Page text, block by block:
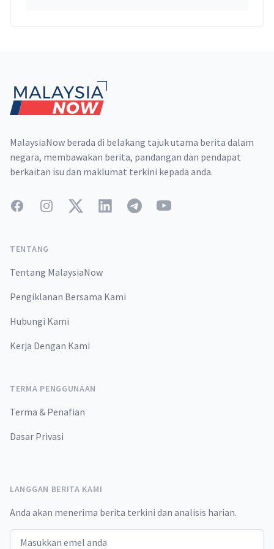
MalaysiaNow berada di belakang tajuk utama berita dalam
negara, membawakan berita, pandangan dan pendapat
berkaitan isu dan maklumat terkini kepada anda.
FacebookInstagramTwitterLinkedInTelegramYouTube
TENTANG
Tentang MalaysiaNow
Pengiklanan Bersama Kami
Hubungi Kami
Kerja Dengan Kami
TERMA PENGGUNAAN
Terma & Penafian
Dasar Privasi
LANGGAN BERITA KAMI
Anda akan menerima berita terkini dan analisis harian.
Email address